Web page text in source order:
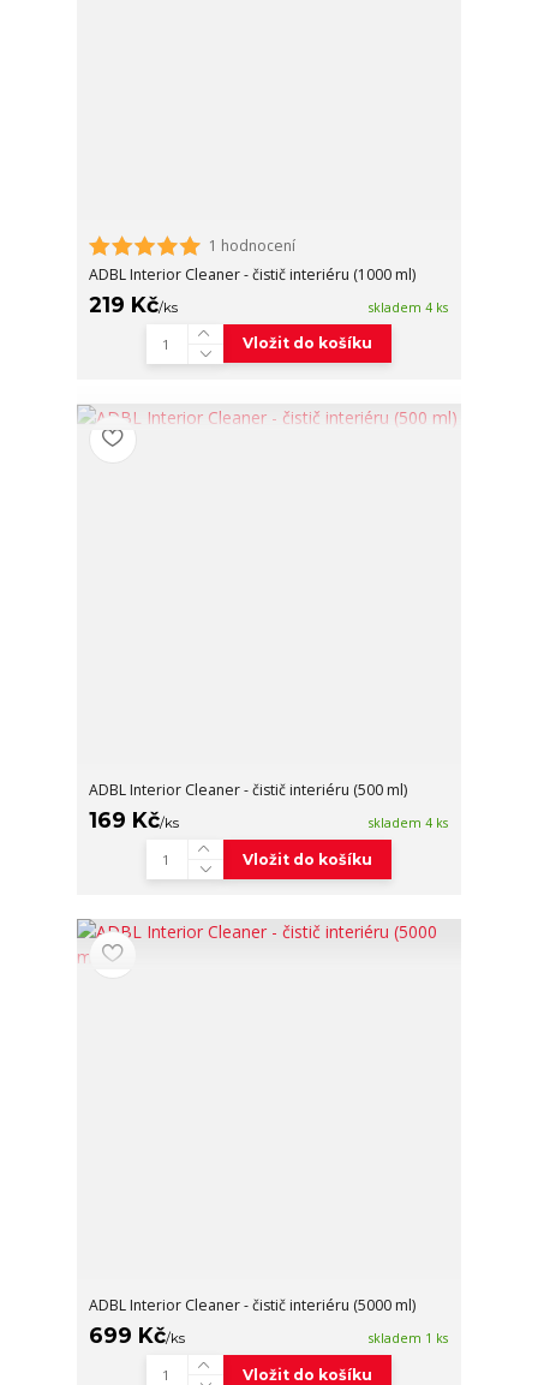
1 hodnocení
ADBL Interior Cleaner - čistič interiéru (1000 ml)
219 Kč/ks skladem 4 ks
Vložit do košíku
ADBL Interior Cleaner - čistič interiéru (500 ml)
169 Kč/ks skladem 4 ks
Vložit do košíku
ADBL Interior Cleaner - čistič interiéru (5000 ml)
699 Kč/ks skladem 1 ks
Vložit do košíku